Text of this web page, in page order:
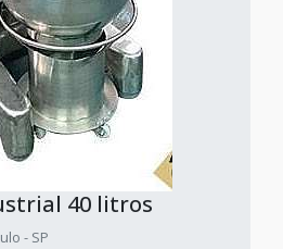
40 litros
- SP